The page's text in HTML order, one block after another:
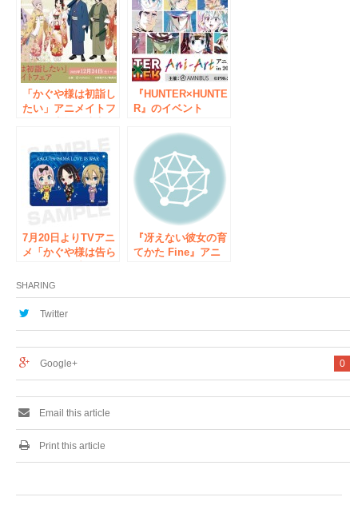
メイト」の開催が決
定！
ニメイト」の開催が
決定！
「かぐや様は初詣し
たい」アニメイトフ
『HUNTER×HUNTE
R』のイベント
TER』Ani-Art アニ
メイトフェア in
2021 Autumn」の開
催が決定！
7月20日よりTVアニ
メ「かぐや様は告ら
恋愛頭脳戦～」のイ
ベント『ボークスで
も告らせたい』が開
『冴えない彼女の育
てかた Fine』アニ
SHARING
Twitter
0
Google+
Email this article
Print this article